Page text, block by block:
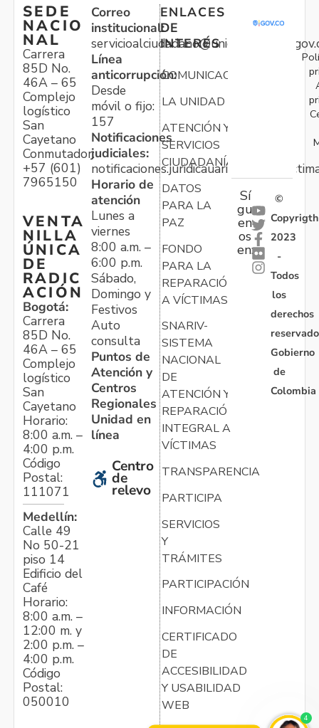
SEDE
NACIO
NAL
Carrera
85D No.
46A – 65
Complejo
logístico
San
Cayetano
Conmutador:
+57 (601)
7965150
VENTA
NILLA
ÚNICA
DE
RADIC
ACIÓN
Bogotá:
Carrera
85D No.
46A – 65
Complejo
logístico
San
Cayetano
Horario:
8:00 a.m. –
4:00 p.m.
Código
Postal:
111071
Medellín:
Calle 49
No 50-21
piso 14
Edificio del
Café
Horario:
8:00 a.m. –
12:00 m. y
2:00 p.m. –
4:00 p.m.
Código
Postal:
050010
Correo
institucional:
Línea
anticorrupción:
Desde
móvil o fijo:
157
Notificaciones
judiciales:
Horario de
atención
Lunes a
viernes
8:00 a.m. –
6:00 p.m.
Sábado,
Domingo y
Festivos
Auto
consulta
Puntos de
Atención y
Centros
Regionales
Unidad en
línea
Centro
de
relevo
ENLACES
DE
INTERÉS
COMUNICACIONES
LA UNIDAD
ATENCIÓN Y
SERVICIOS
CIUDADANÍA
DATOS
PARA LA
PAZ
FONDO
PARA LA
REPARACIÓN
A VÍCTIMAS
SNARIV-
SISTEMA
NACIONAL
DE
ATENCIÓN Y
REPARACIÓN
INTEGRAL A
VÍCTIMAS
TRANSPARENCIA
PARTICIPA
SERVICIOS
Y
TRÁMITES
PARTICIPACIÓN
INFORMACIÓN
CERTIFICADO
DE
ACCESIBILIDAD
Y USABILIDAD
WEB
Sí
gu
en
os
en:
©
Copyrigth
2023
-
Todos
los
derechos
Gobierno
de
Colombia
4